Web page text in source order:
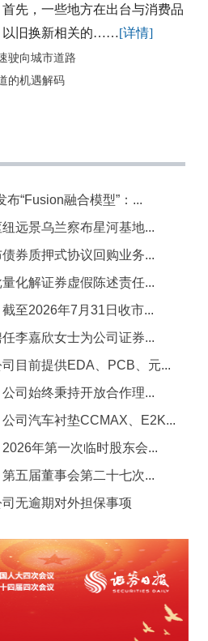
首先，一些地方在出台与消费品
以旧换新相关的……[详情]
驶向城市道路
的机遇解码
布“Fusion融合模型”：...
远景乌兰察布星河基地...
券质押式协议回购业务...
化解证券虚假陈述责任...
至2026年7月31日收市...
李嘉欣女士为公司证券...
目前提供EDA、PCB、元...
司始终秉持开放合作理...
司汽车衬垫CCMAX、E2K...
年第一次临时股东会...
五届董事会第二十七次...
无逾期对外担保事项